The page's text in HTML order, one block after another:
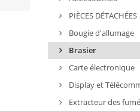
PIÈCES DÉTACHÉES
Bougie d'allumage
Brasier
Carte électronique
Display et
Extracteur des